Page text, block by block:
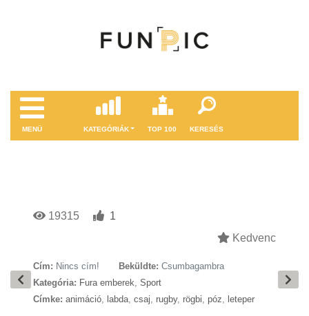
MENÜ KATEGÓRIÁK TOP 100 KERESÉS
19315
1
Kedvenc
Cím: Nincs cím! Beküldte: Csumbagambra
Kategória: Fura emberek, Sport
Címke: animáció, labda, csaj, rugby, rögbi, póz, leteper